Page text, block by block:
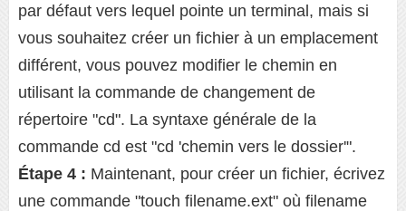
par défaut vers lequel pointe un terminal, mais si
vous souhaitez créer un fichier à un emplacement
différent, vous pouvez modifier le chemin en
utilisant la commande de changement de
répertoire "cd". La syntaxe générale de la
commande cd est "cd 'chemin vers le dossier'".
Étape 4 : Maintenant, pour créer un fichier, écrivez
une commande "touch filename.ext" où filename